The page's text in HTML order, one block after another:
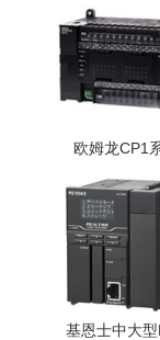
欧姆龙CP1
基恩士中大